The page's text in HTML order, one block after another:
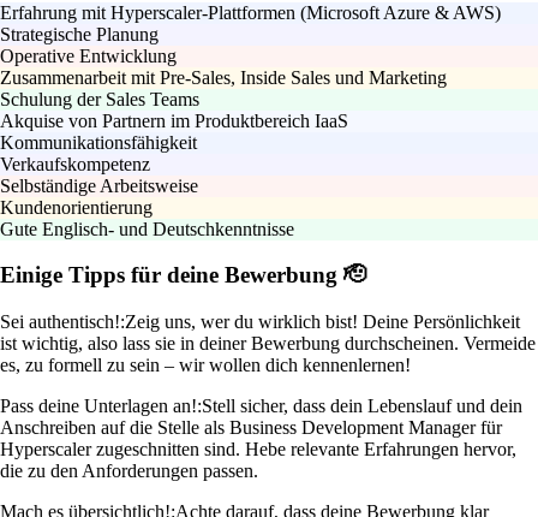
Erfahrung mit Hyperscaler-Plattformen (Microsoft Azure & AWS)
Strategische Planung
Operative Entwicklung
Zusammenarbeit mit Pre-Sales, Inside Sales und Marketing
Schulung der Sales Teams
Akquise von Partnern im Produktbereich IaaS
Kommunikationsfähigkeit
Verkaufskompetenz
Selbständige Arbeitsweise
Kundenorientierung
Gute Englisch- und Deutschkenntnisse
Einige Tipps für deine Bewerbung 🫡
Sei authentisch!:Zeig uns, wer du wirklich bist! Deine Persönlichkeit
ist wichtig, also lass sie in deiner Bewerbung durchscheinen. Vermeide
es, zu formell zu sein – wir wollen dich kennenlernen!
Pass deine Unterlagen an!:Stell sicher, dass dein Lebenslauf und dein
Anschreiben auf die Stelle als Business Development Manager für
Hyperscaler zugeschnitten sind. Hebe relevante Erfahrungen hervor,
die zu den Anforderungen passen.
Mach es übersichtlich!:Achte darauf, dass deine Bewerbung klar